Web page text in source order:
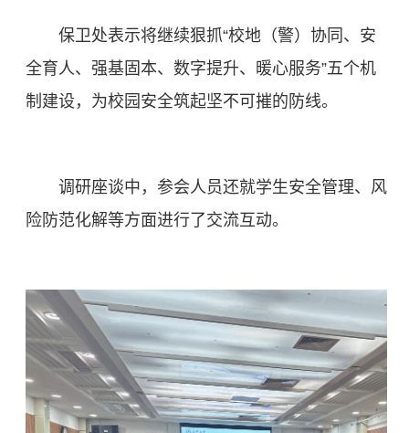
保卫处表示将继续狠抓“校地（警）协同、安
全育人、强基固本、数字提升、暖心服务”五个机
制建设，为校园安全筑起坚不可摧的防线。
调研座谈中，参会人员还就学生安全管理、风
险防范化解等方面进行了交流互动。